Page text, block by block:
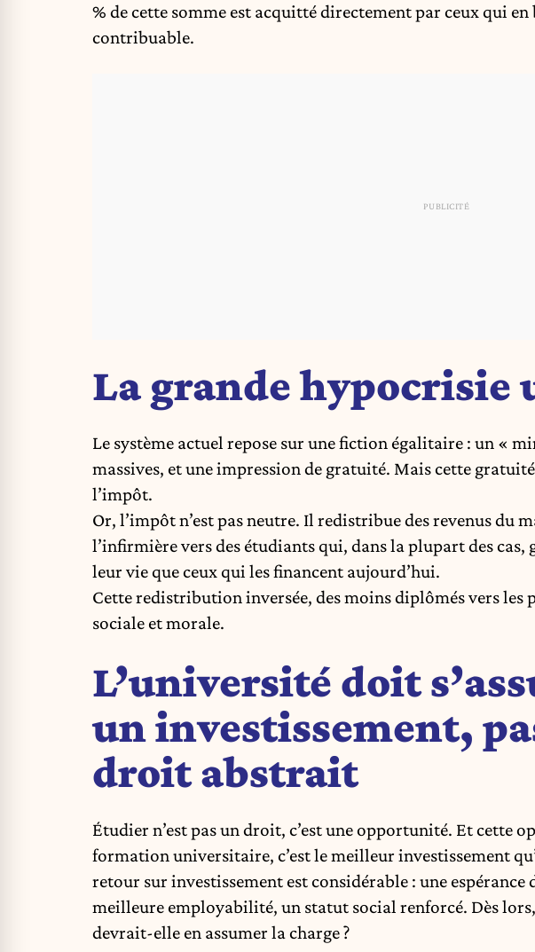
% de cette somme est acquitté directement par ceux qui
contribuable.
La grande hypocrisie
Le système actuel repose sur une fiction égalitaire : un «
massives, et une impression de gratuité. Mais cette
l’impôt.
Or, l’impôt n’est pas neutre. Il redistribue des revenus du
l’infirmière vers des étudiants qui, dans la plupart des
leur vie que ceux qui les financent aujourd’hui.
Cette redistribution inversée, des moins diplômés vers les
sociale et morale.
L’université doit
un investissement,
droit abstrait
Étudier n’est pas un droit, c’est une opportunité. Et cette
formation universitaire, c’est le meilleur investissement
retour sur investissement est considérable : une espérance
meilleure employabilité, un statut social renforcé. Dès
devrait-elle en assumer la charge ?